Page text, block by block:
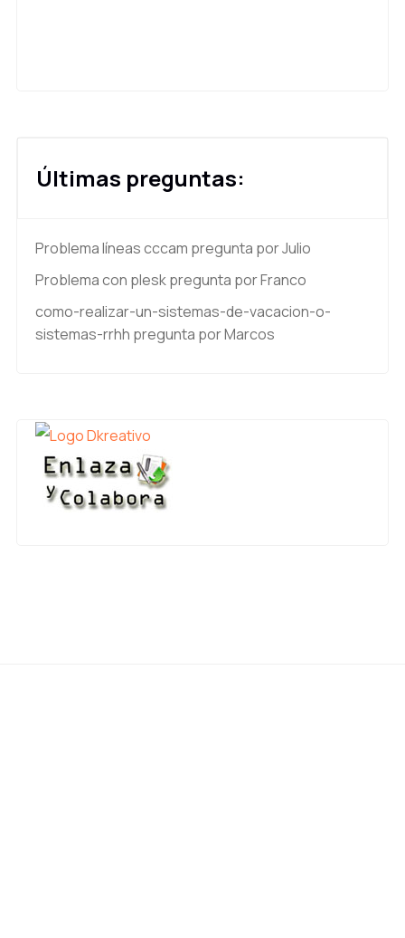
Últimas preguntas:
Problema líneas cccam pregunta por Julio
Problema con pleskpregunta por Franco
como-realizar-un-sistemas-de-vacacion-o-
sistemas-rrhh pregunta por Marcos